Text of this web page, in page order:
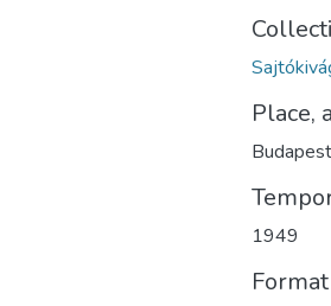
Place,
Budapest
1949
Format